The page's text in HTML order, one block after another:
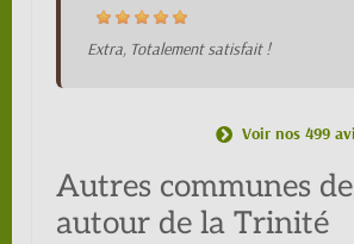
Extra, Totalement satisfait !
Voir nos 499
Autres communes
autour de la Trinité